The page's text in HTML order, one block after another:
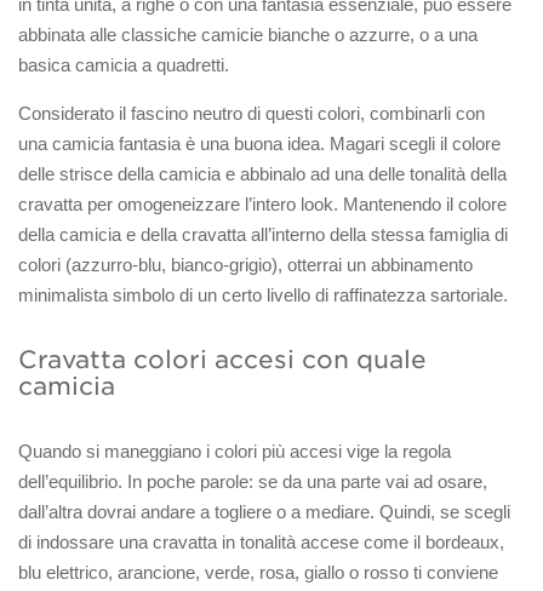
in tinta unita, a righe o con una fantasia essenziale, può essere
abbinata alle classiche camicie bianche o azzurre, o a una
basica camicia a quadretti.
Considerato il fascino neutro di questi colori, combinarli con
una camicia fantasia è una buona idea. Magari scegli il colore
delle strisce della camicia e abbinalo ad una delle tonalità della
cravatta per omogeneizzare l’intero look. Mantenendo il colore
della camicia e della cravatta all’interno della stessa famiglia di
colori (azzurro-blu, bianco-grigio), otterrai un abbinamento
minimalista simbolo di un certo livello di raffinatezza sartoriale.
Cravatta colori accesi con quale
camicia
Quando si maneggiano i colori più accesi vige la regola
dell’equilibrio. In poche parole: se da una parte vai ad osare,
dall’altra dovrai andare a togliere o a mediare. Quindi, se scegli
di indossare una cravatta in tonalità accese come il bordeaux,
blu elettrico, arancione, verde, rosa, giallo o rosso ti conviene